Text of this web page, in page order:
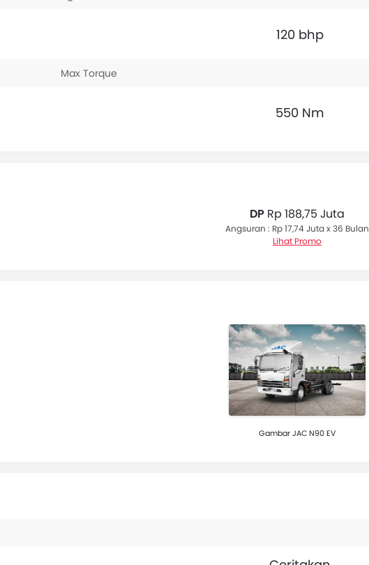
120 bhp
Max Torque
550 Nm
DP Rp 188,75 Juta
Angsuran : Rp 17,74 Juta x 36 Bulan
Lihat Promo
Gambar JAC N90 EV